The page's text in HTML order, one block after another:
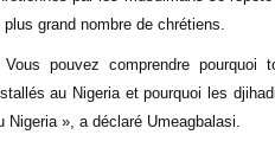
plus grand nombre de chrétiens.
pouvez comprendre pourquoi
au Nigeria et pourquoi les
Nigeria », a déclaré Umeagbalasi.